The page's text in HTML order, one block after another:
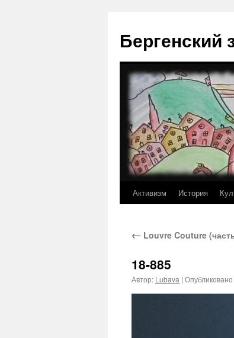
содержимому
Бергенский
Активизм История
← Louvre Couture
18-885
Автор: Lubava | Опубликовано